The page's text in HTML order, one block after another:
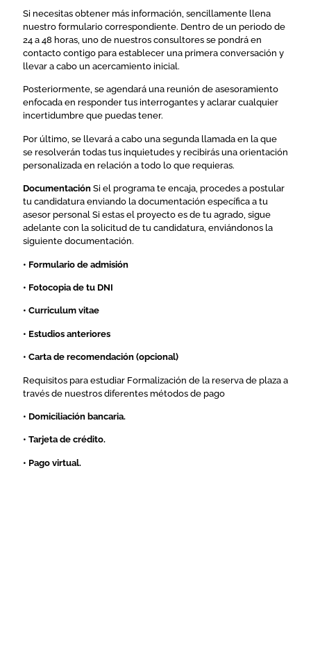
Si necesitas obtener más información, sencillamente llena
nuestro formulario correspondiente. Dentro de un periodo de
24 a 48 horas, uno de nuestros consultores se pondrá en
contacto contigo para establecer una primera conversación y
llevar a cabo un acercamiento inicial.
Posteriormente, se agendará una reunión de asesoramiento
enfocada en responder tus interrogantes y aclarar cualquier
incertidumbre que puedas tener.
Por último, se llevará a cabo una segunda llamada en la que
se resolverán todas tus inquietudes y recibirás una orientación
personalizada en relación a todo lo que requieras.
Documentación Si el programa te encaja, procedes a postular
tu candidatura enviando la documentación específica a tu
asesor personal Si estas el proyecto es de tu agrado, sigue
adelante con la solicitud de tu candidatura, enviándonos la
siguiente documentación.
• Formulario de admisión
• Fotocopia de tu DNI
• Curriculum vitae
• Estudios anteriores
• Carta de recomendación (opcional)
Requisitos para estudiar Formalización de la reserva de plaza a
través de nuestros diferentes métodos de pago
• Domiciliación bancaria.
• Tarjeta de crédito.
• Pago virtual.